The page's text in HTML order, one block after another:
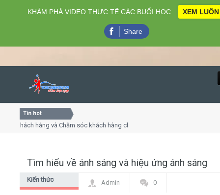
Close
Home
Giới thiệu
Tin hot
hàng và Chăm sóc khách hàng chuyên nghiệp
Tìm hiểu về ánh sáng và hiệu ứng ánh sáng
Kiến thức
Admin 0
KHÁM PHÁ VIDEO THỰC TẾ CÁC BUỔI HỌC XEM LUÔN
Share